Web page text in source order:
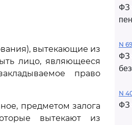
вытекающие из
лицо, являющееся
право
предметом залога
вытекают из
ФЗ
N
ФЗ
N
ФЗ